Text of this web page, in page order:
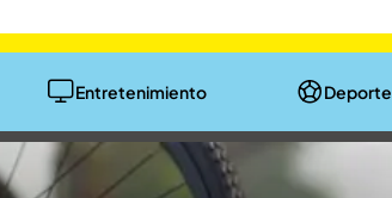
Entretenimiento